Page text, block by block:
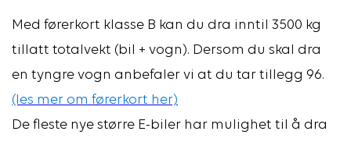
Med førerkort klasse B kan du dra inntil 3500 kg
tillatt totalvekt (bil + vogn). Dersom du skal dra
en tyngre vogn anbefaler vi at du tar tillegg 96.
(les mer om førerkort her)
De fleste nye større E-biler har mulighet til å dra